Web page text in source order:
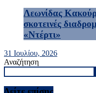
Λεωνίδας
σκοτεινές
«Ντέρτι»
31 Ιουλίου, 2026
Αναζήτηση